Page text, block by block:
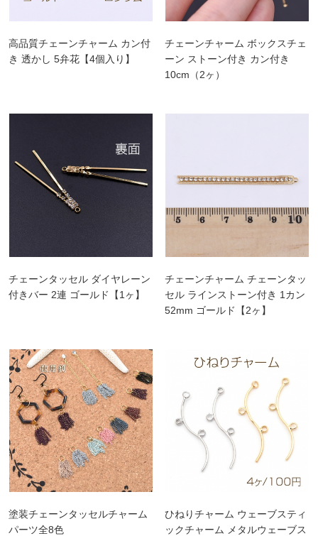
高品質チェーンチャーム カン付
き 透かし 5弁花【4個入り】
チェーンチャーム ボックスチェ
ーン ストーン付き カン付き
10cm（2ヶ）
チェーンタッセル ダイヤレーン
付きバー 2連 ゴールド【1ヶ】
チェーンチャーム チェーンタッ
セル ラインストーン付き 1カン
52mm ゴールド【2ヶ】
塗装チェーンタッセルチャーム
パーツ全8色
ひねりチャーム ウェーブスティ
ックチャーム メタルウェーブス